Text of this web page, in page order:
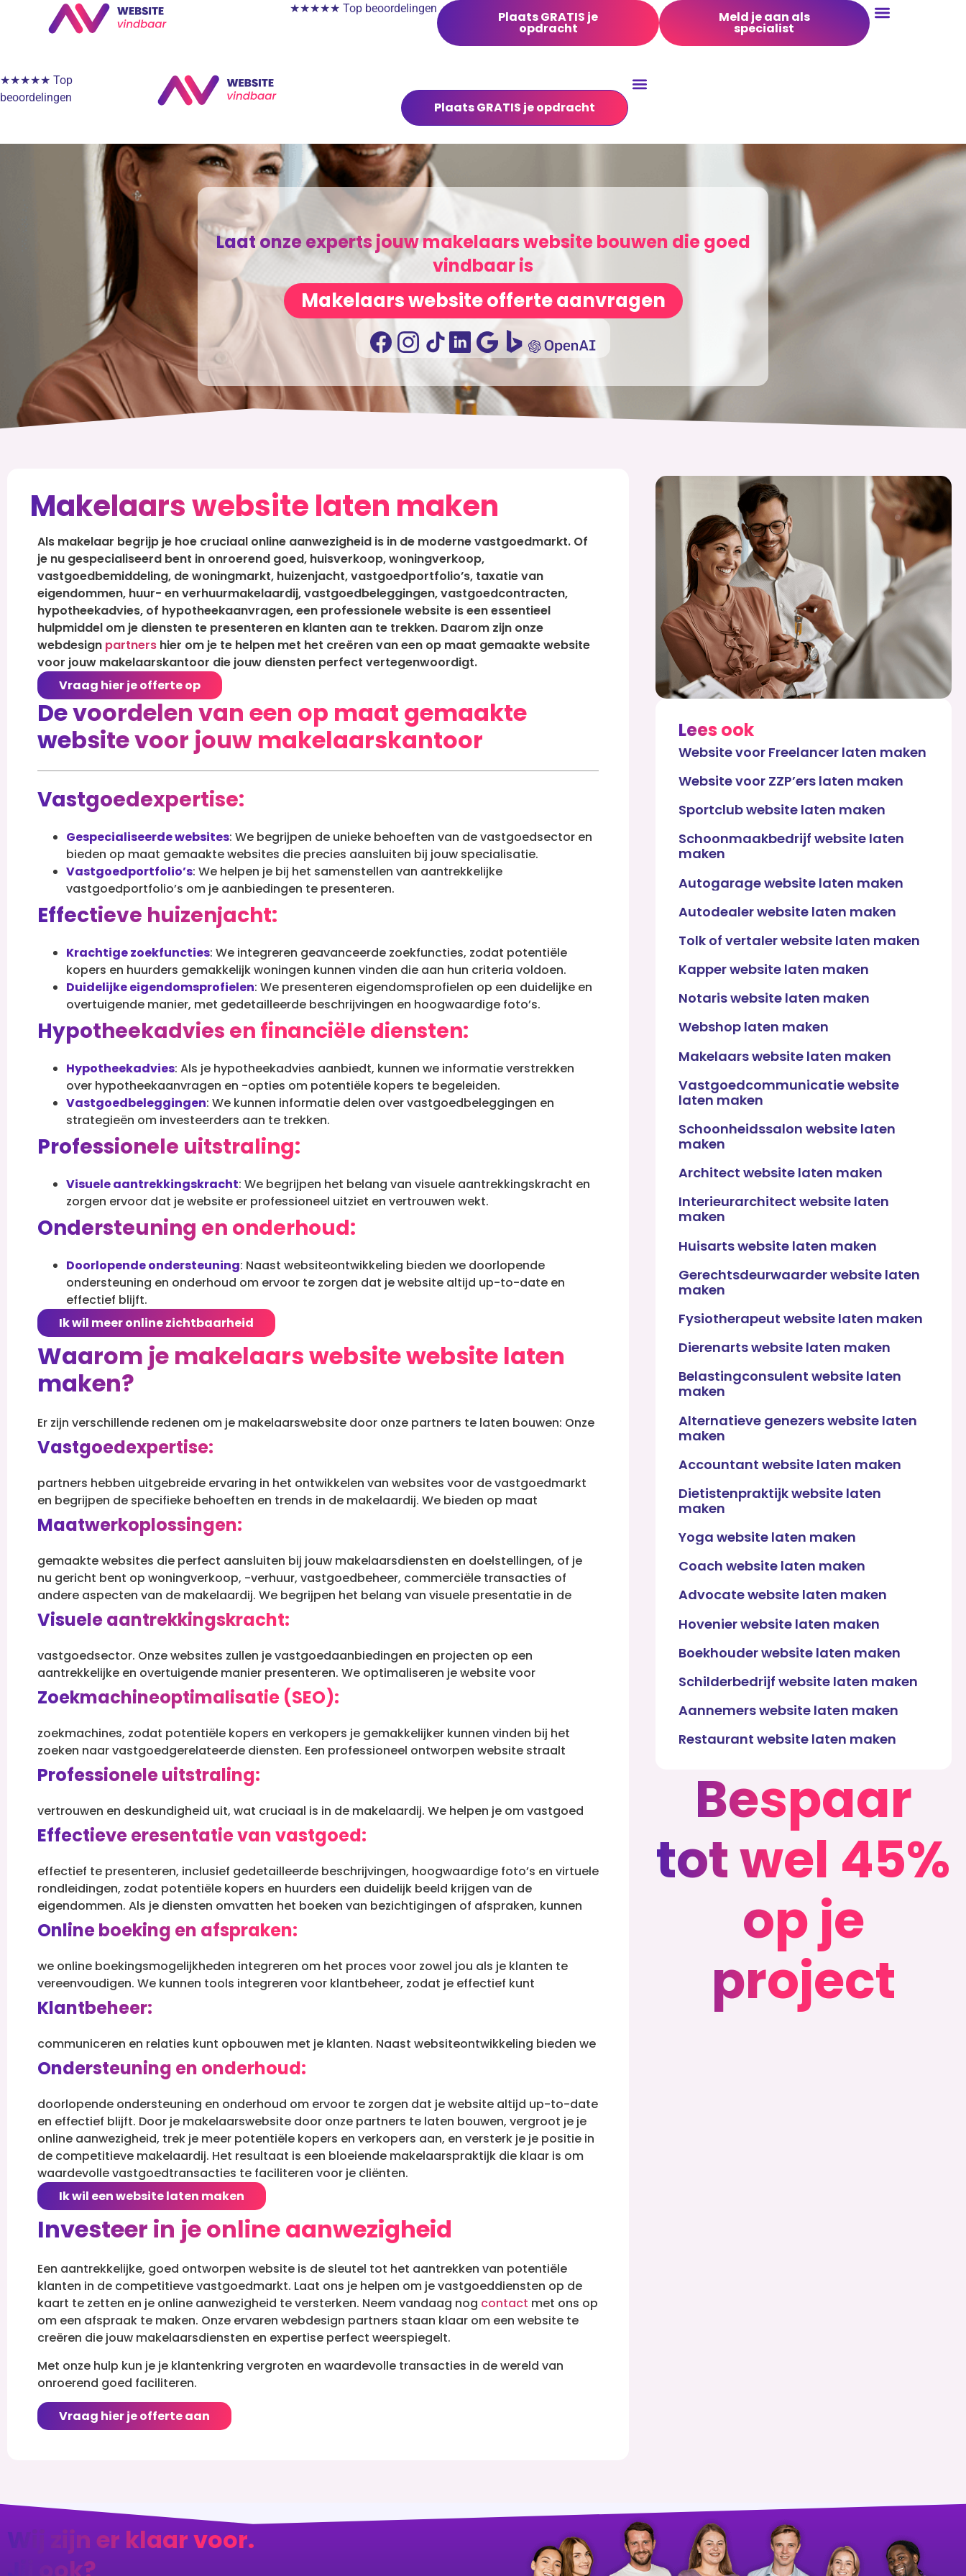
★★★★★ Top beoordelingen
Plaats GRATIS je
opdracht
Meld je aan als
specialist
★★★★★ Top
beoordelingen
Plaats GRATIS je opdracht
Laat onze experts jouw makelaars website bouwen die goed
vindbaar is
Makelaars website offerte aanvragen
Makelaars website laten maken
Als makelaar begrijp je hoe cruciaal online aanwezigheid is in de moderne vastgoedmarkt. Of
je nu gespecialiseerd bent in onroerend goed, huisverkoop, woningverkoop,
vastgoedbemiddeling, de woningmarkt, huizenjacht, vastgoedportfolio’s, taxatie van
eigendommen, huur- en verhuurmakelaardij, vastgoedbeleggingen, vastgoedcontracten,
hypotheekadvies, of hypotheekaanvragen, een professionele website is een essentieel
hulpmiddel om je diensten te presenteren en klanten aan te trekken. Daarom zijn onze
webdesign partners hier om je te helpen met het creëren van een op maat gemaakte website
voor jouw makelaarskantoor die jouw diensten perfect vertegenwoordigt.
Vraag hier je offerte op
De voordelen van een op maat gemaakte
website voor jouw makelaarskantoor
Vastgoedexpertise:
Gespecialiseerde websites: We begrijpen de unieke behoeften van de vastgoedsector en
bieden op maat gemaakte websites die precies aansluiten bij jouw specialisatie.
Vastgoedportfolio’s: We helpen je bij het samenstellen van aantrekkelijke
vastgoedportfolio’s om je aanbiedingen te presenteren.
Effectieve huizenjacht:
Krachtige zoekfuncties: We integreren geavanceerde zoekfuncties, zodat potentiële
kopers en huurders gemakkelijk woningen kunnen vinden die aan hun criteria voldoen.
Duidelijke eigendomsprofielen: We presenteren eigendomsprofielen op een duidelijke en
overtuigende manier, met gedetailleerde beschrijvingen en hoogwaardige foto’s.
Hypotheekadvies en financiële diensten:
Hypotheekadvies: Als je hypotheekadvies aanbiedt, kunnen we informatie verstrekken
over hypotheekaanvragen en -opties om potentiële kopers te begeleiden.
Vastgoedbeleggingen: We kunnen informatie delen over vastgoedbeleggingen en
strategieën om investeerders aan te trekken.
Professionele uitstraling:
Visuele aantrekkingskracht: We begrijpen het belang van visuele aantrekkingskracht en
zorgen ervoor dat je website er professioneel uitziet en vertrouwen wekt.
Ondersteuning en onderhoud:
Doorlopende ondersteuning: Naast websiteontwikkeling bieden we doorlopende
ondersteuning en onderhoud om ervoor te zorgen dat je website altijd up-to-date en
effectief blijft.
Ik wil meer online zichtbaarheid
Waarom je makelaars website website laten
maken?
Er zijn verschillende redenen om je makelaarswebsite door onze partners te laten bouwen:
Vastgoedexpertise:
Onze
partners hebben uitgebreide ervaring in het ontwikkelen van websites voor de vastgoedmarkt
en begrijpen de specifieke behoeften en trends in de makelaardij.
Maatwerkoplossingen:
We bieden op maat
gemaakte websites die perfect aansluiten bij jouw makelaarsdiensten en doelstellingen, of je
nu gericht bent op woningverkoop, -verhuur, vastgoedbeheer, commerciële transacties of
andere aspecten van de makelaardij.
Visuele aantrekkingskracht:
We begrijpen het belang van visuele presentatie in de
vastgoedsector. Onze websites zullen je vastgoedaanbiedingen en projecten op een
aantrekkelijke en overtuigende manier presenteren.
Zoekmachineoptimalisatie (SEO):
We optimaliseren je website voor
zoekmachines, zodat potentiële kopers en verkopers je gemakkelijker kunnen vinden bij het
zoeken naar vastgoedgerelateerde diensten.
Professionele uitstraling:
Een professioneel ontworpen website straalt
vertrouwen en deskundigheid uit, wat cruciaal is in de makelaardij.
Effectieve eresentatie van vastgoed:
We helpen je om vastgoed
effectief te presenteren, inclusief gedetailleerde beschrijvingen, hoogwaardige foto’s en virtuele
rondleidingen, zodat potentiële kopers en huurders een duidelijk beeld krijgen van de
eigendommen.
Online boeking en afspraken:
Als je diensten omvatten het boeken van bezichtigingen of afspraken, kunnen
we online boekingsmogelijkheden integreren om het proces voor zowel jou als je klanten te
vereenvoudigen.
Klantbeheer:
We kunnen tools integreren voor klantbeheer, zodat je effectief kunt
communiceren en relaties kunt opbouwen met je klanten.
Ondersteuning en onderhoud:
Naast websiteontwikkeling bieden we
doorlopende ondersteuning en onderhoud om ervoor te zorgen dat je website altijd up-to-date
en effectief blijft. Door je makelaarswebsite door onze partners te laten bouwen, vergroot je je
online aanwezigheid, trek je meer potentiële kopers en verkopers aan, en versterk je je positie in
de competitieve makelaardij. Het resultaat is een bloeiende makelaarspraktijk die klaar is om
waardevolle vastgoedtransacties te faciliteren voor je cliënten.
Ik wil een website laten maken
Investeer in je online aanwezigheid
Een aantrekkelijke, goed ontworpen website is de sleutel tot het aantrekken van potentiële
klanten in de competitieve vastgoedmarkt. Laat ons je helpen om je vastgoeddiensten op de
kaart te zetten en je online aanwezigheid te versterken. Neem vandaag nog contact met ons op
om een afspraak te maken. Onze ervaren webdesign partners staan klaar om een website te
creëren die jouw makelaarsdiensten en expertise perfect weerspiegelt.
Met onze hulp kun je je klantenkring vergroten en waardevolle transacties in de wereld van
onroerend goed faciliteren.
Vraag hier je offerte aan
Lees ook
Website voor Freelancer laten maken
Website voor ZZP’ers laten maken
Sportclub website laten maken
Schoonmaakbedrijf website laten
maken
Autogarage website laten maken
Autodealer website laten maken
Tolk of vertaler website laten maken
Kapper website laten maken
Notaris website laten maken
Webshop laten maken
Makelaars website laten maken
Vastgoedcommunicatie website
laten maken
Schoonheidssalon website laten
maken
Architect website laten maken
Interieurarchitect website laten
maken
Huisarts website laten maken
Gerechtsdeurwaarder website laten
maken
Fysiotherapeut website laten maken
Dierenarts website laten maken
Belastingconsulent website laten
maken
Alternatieve genezers website laten
maken
Accountant website laten maken
Dietistenpraktijk website laten
maken
Yoga website laten maken
Coach website laten maken
Advocate website laten maken
Hovenier website laten maken
Boekhouder website laten maken
Schilderbedrijf website laten maken
Aannemers website laten maken
Restaurant website laten maken
Bespaar
tot wel 45%
op je
project
Wij zijn er klaar voor.